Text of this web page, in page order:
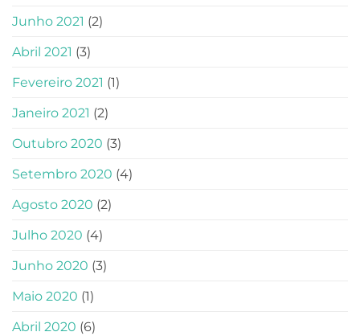
Junho 2021 (2)
Abril 2021 (3)
Fevereiro 2021 (1)
Janeiro 2021 (2)
Outubro 2020 (3)
Setembro 2020 (4)
Agosto 2020 (2)
Julho 2020 (4)
Junho 2020 (3)
Maio 2020 (1)
Abril 2020 (6)